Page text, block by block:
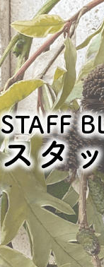
STAFF
スタ